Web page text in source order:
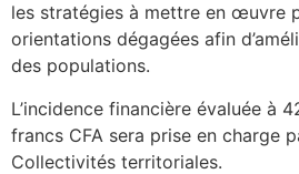
les stratégies à mettre en œuvre
orientations dégagées afin
des populations.
L’incidence financière évaluée à
francs CFA sera prise en charge
Collectivités territoriales.